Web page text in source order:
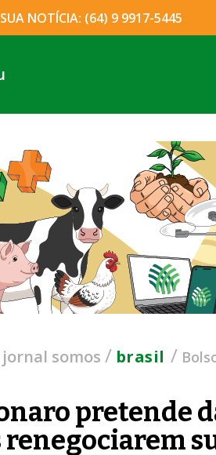
SUA NOTÍCIA: (64) 9 9917-5445
jornal somos / brasil /
pretende
renegociarem